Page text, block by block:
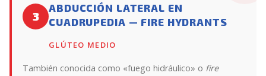
3
ABDUCCIÓN LATERAL EN
CUADRUPEDIA — FIRE HYDRANTS
GLÚTEO MEDIO
También conocida como «fuego hidráulico» o fire